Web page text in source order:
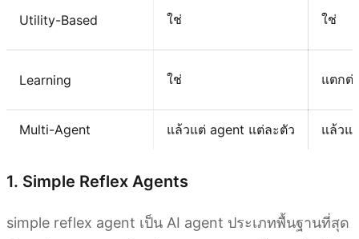
Utility-Based ใช่ ใช่
Learning ใช่ แตกต่
Multi-Agent แล้วแต่ agent แต่ละตัว แล้วแ
1. Simple Reflex Agents
simple reflex agent เป็น AI agent ประเภทพื้นฐานที่สุด